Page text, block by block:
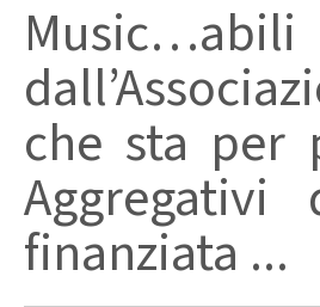
che sta per
finanziata ...